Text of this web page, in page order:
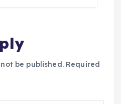
be published. Required